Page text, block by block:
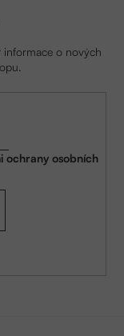
informace o nových
ochrany osobních